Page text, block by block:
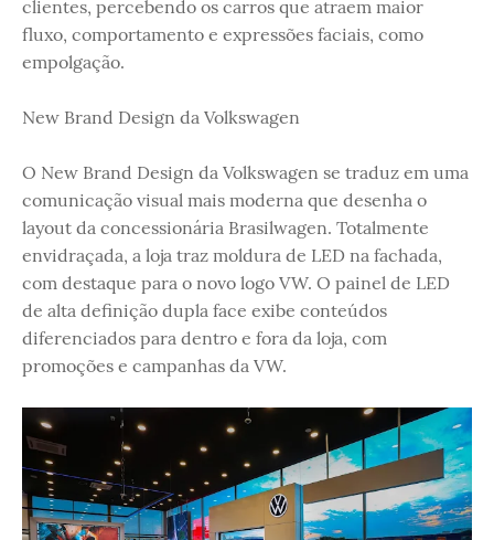
clientes, percebendo os carros que atraem maior
fluxo, comportamento e expressões faciais, como
empolgação.
New Brand Design da Volkswagen
O New Brand Design da Volkswagen se traduz em uma
comunicação visual mais moderna que desenha o
layout da concessionária Brasilwagen. Totalmente
envidraçada, a loja traz moldura de LED na fachada,
com destaque para o novo logo VW. O painel de LED
de alta definição dupla face exibe conteúdos
diferenciados para dentro e fora da loja, com
promoções e campanhas da VW.